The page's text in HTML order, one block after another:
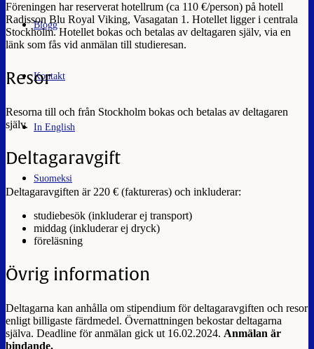
Blogg
Kontakt
In English
Suomeksi
Föreningen har reserverat hotellrum (ca 110 €/person) på hotell
Radisson Blu Royal Viking, Vasagatan 1. Hotellet ligger i centrala
Stockholm. Hotellet bokas och betalas av deltagaren själv, via en
länk som fås vid anmälan till studieresan.
Resor
Resorna till och från Stockholm bokas och betalas av deltagaren
själv.
Deltagaravgift
Deltagaravgiften är 220 € (faktureras) och inkluderar:
studiebesök (inkluderar ej transport)
middag (inkluderar ej dryck)
föreläsning
Övrig information
Deltagarna kan anhålla om stipendium för deltagaravgiften och resor
enligt billigaste färdmedel. Övernattningen bekostar deltagarna
själva. Deadline för anmälan gick ut 16.02.2024. Anmälan är
bindande.